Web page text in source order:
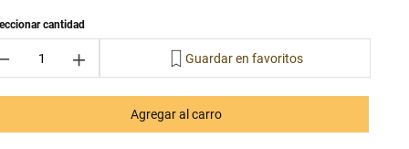
＋
Agregar al carro